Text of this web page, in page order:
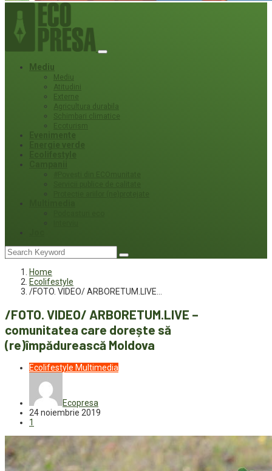
Mediu
Mediu
Atitudini
Externe
Agricultura durabila
Schimbari climatice
Ecoturism
Home
Ecolifestyle
/FOTO. VIDEO/ ARBORETUM.LIVE…
/FOTO. VIDEO/ ARBORETUM.LIVE –
comunitatea care dorește să
(re)împădurească Moldova
Ecolifestyle Multimedia
Ecopresa
24 noiembrie 2019
1